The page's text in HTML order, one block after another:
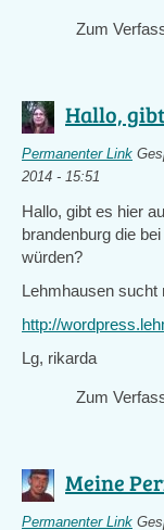
Zum
Hallo,
Permanenter Link
2014 - 15:51
Hallo, gibt es hier
brandenburg die
würden?
Lehmhausen sucht
http://
Lg, rikarda
Zum
Meine
Permanenter Link